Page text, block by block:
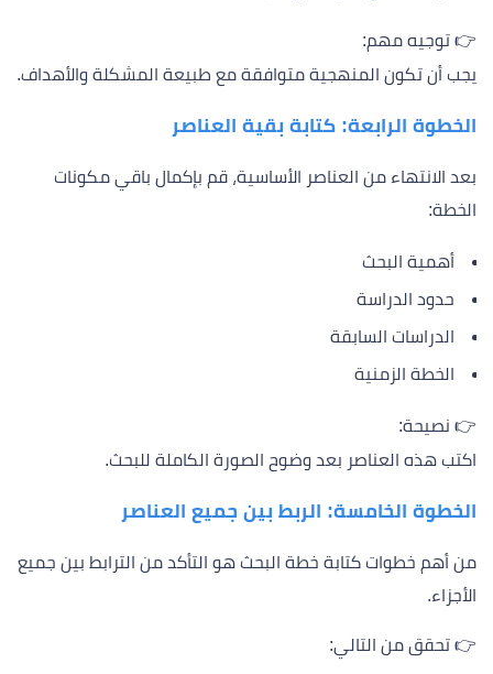
👉 توجيه مهم:
يجب أن تكون المنهجية متوافقة مع طبيعة المشكلة والأهداف.
الخطوة الرابعة: كتابة بقية العناصر
بعد الانتهاء من العناصر الأساسية، قم بإكمال باقي مكونات
الخطة:
أهمية البحث
حدود الدراسة
الدراسات السابقة
الخطة الزمنية
👉 نصيحة:
اكتب هذه العناصر بعد وضوح الصورة الكاملة للبحث.
الخطوة الخامسة: الربط بين جميع العناصر
من أهم خطوات كتابة خطة البحث هو التأكد من الترابط بين جميع
الأجزاء.
👉 تحقق من التالي: